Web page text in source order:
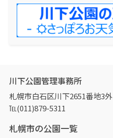
川下公園管理事務所
札幌市白石区川下2651番地3外
℡(011)879-5311
札幌市の公園一覧